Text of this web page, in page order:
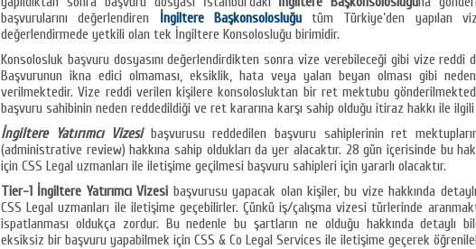
başvurularını değerlendiren İngiltere Başkonsolosluğutüm Türkiye’den yapılan
değerlendirmede yetkili olan tek İngiltere Konsolosluğu birimidir.
Konsolosluk başvuru dosyasını değerlendirdikten sonra vize verebileceği gibi vize reddi
Başvurunun ikna edici olmaması, eksiklik, hata veya yalan beyan olması gibi
verilmektedir. Vize reddi verilen kişilere konsolosluktan bir ret mektubu
başvuru sahibinin neden reddedildiği ve ret kararına karşı sahip olduğu itiraz hakkı ile ilgili
İngiltere Yatırımcı Vizesibaşvurusu reddedilen başvuru sahiplerinin ret
(administrative review) hakkına sahip oldukları da yer alacaktır. 28 gün içerisinde bu
için CSS Legal uzmanları ile iletişime geçilmesi başvuru sahipleri için yararlı olacaktır.
Tier-1 İngiltere Yatırımcı Vizesi başvurusu yapacak olan kişiler, bu vize hakkında
CSS Legal uzmanları ile iletişime geçebilirler. Çünkü iş/çalışma vizesi türlerinde
ispatlanması oldukça zordur. Bu nedenle bu şartların ne olduğu hakkında detaylı
eksiksiz bir başvuru yapabilmek için CSS & Co Legal Services ile iletişime geçerek